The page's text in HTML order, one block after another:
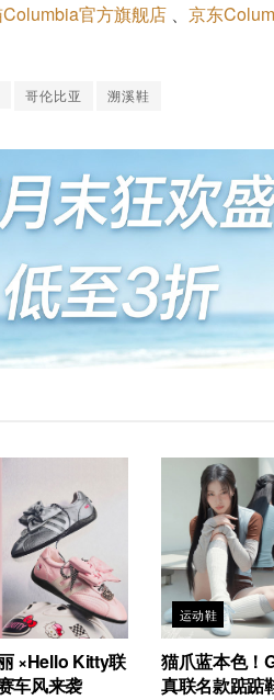
官方旗舰店 、 京东
哥伦比亚 溯溪鞋
×Hello Kitty联
车风来袭
运动鞋
猫爪蓝本色！
真联名款踮踮